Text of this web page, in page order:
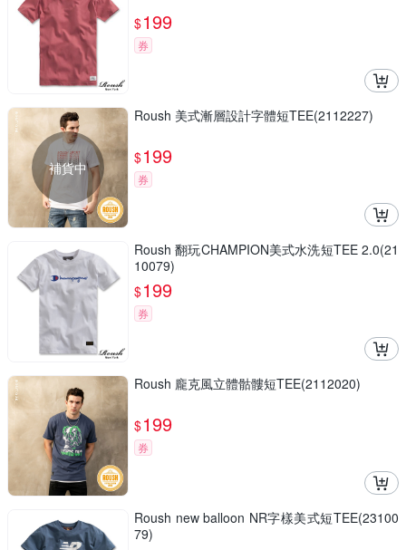
$199
券
補貨中
Roush 美式漸層設計字體短TEE(2112227)
$199
券
Roush 翻玩CHAMPION美式水洗短TEE 2.0(21
10079)
$199
券
Roush 龐克風立體骷髏短TEE(2112020)
$199
券
Roush new balloon NR字樣美式短TEE(23100
79)